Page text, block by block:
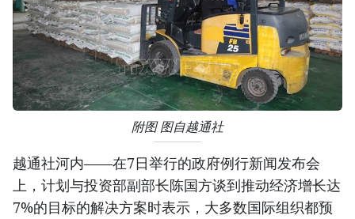
附图 图自越通社
越通社河内——在7日举行的政府例行新闻发布会
上，计划与投资部副部长陈国方谈到推动经济增长达
7%的目标的解决方案时表示，大多数国际组织都预